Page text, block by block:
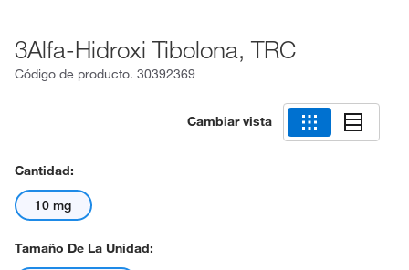
3Alfa-Hidroxi Tibolona, TRC
Código de producto. 30392369
Cambiar vista
Cantidad:
10 mg
Tamaño De La Unidad: